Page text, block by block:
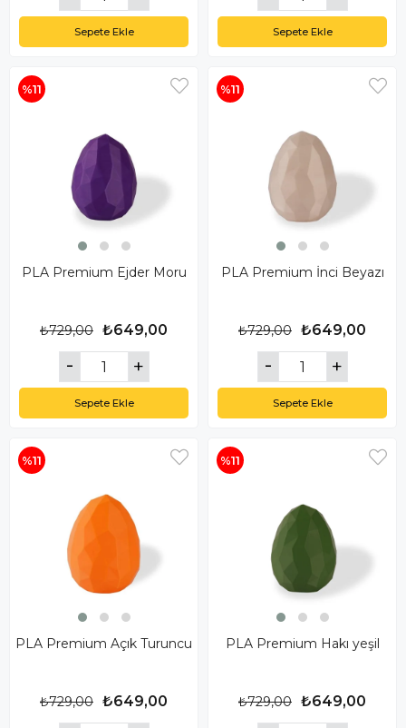
Sepete Ekle Sepete Ekle
PLA Premium Ejder Moru
₺649,00
₺729,00
Sepete Ekle
%11
PLA Premium İnci Beyazı
₺649,00
₺729,00
Sepete Ekle
%11
PLA Premium Açık Turuncu
₺649,00
₺729,00
%11
PLA Premium Hakı yeşil
₺649,00
₺729,00
%11